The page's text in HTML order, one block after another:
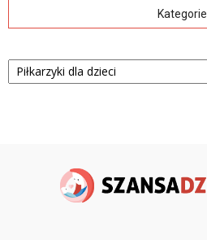
Kategorie
Kategorie